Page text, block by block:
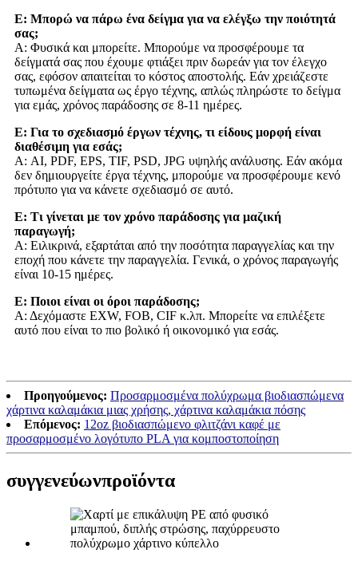
Ε: Μπορώ να πάρω ένα δείγμα για να ελέγξω την ποιότητά
σας;
Α: Φυσικά και μπορείτε. Μπορούμε να προσφέρουμε τα
δείγματά σας που έχουμε φτιάξει πριν δωρεάν για τον έλεγχο
σας, εφόσον απαιτείται το κόστος αποστολής. Εάν χρειάζεστε
τυπωμένα δείγματα ως έργο τέχνης, απλώς πληρώστε το δείγμα
για εμάς, χρόνος παράδοσης σε 8-11 ημέρες.
Ε: Για το σχεδιασμό έργων τέχνης, τι είδους μορφή είναι
διαθέσιμη για εσάς;
Α: AI, PDF, EPS, TIF, PSD, JPG υψηλής ανάλυσης. Εάν ακόμα
δεν δημιουργείτε έργα τέχνης, μπορούμε να προσφέρουμε κενό
πρότυπο για να κάνετε σχεδιασμό σε αυτό.
Ε: Τι γίνεται με τον χρόνο παράδοσης για μαζική
παραγωγή;
Α: Ειλικρινά, εξαρτάται από την ποσότητα παραγγελίας και την
εποχή που κάνετε την παραγγελία. Γενικά, ο χρόνος παραγωγής
είναι 10-15 ημέρες.
Ε: Ποιοι είναι οι όροι παράδοσης;
Α: Δεχόμαστε EXW, FOB, CIF κ.λπ. Μπορείτε να επιλέξετε
αυτό που είναι το πιο βολικό ή οικονομικό για εσάς.
Προηγούμενος: Προσαρμοσμένα πολύχρωμα βιοδιασπώμενα
χάρτινα καλαμάκια μιας χρήσης, χάρτινα καλαμάκια πόσης
Επόμενος: 12oz βιοδιασπώμενο φλιτζάνι καφέ με
προσαρμοσμένο λογότυπο PLA για κομποστοποίηση
συγγενεύωνπροϊόντα